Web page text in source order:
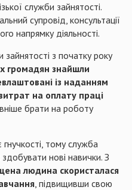
служби зайнятості.
супровід, консультації
напрямку діяльності.
зайнятості з початку року
громадян знайшли
із наданням
на оплату праці
брати на роботу
тому служба
нові навички. З
людина скористалася
, підвищивши свою